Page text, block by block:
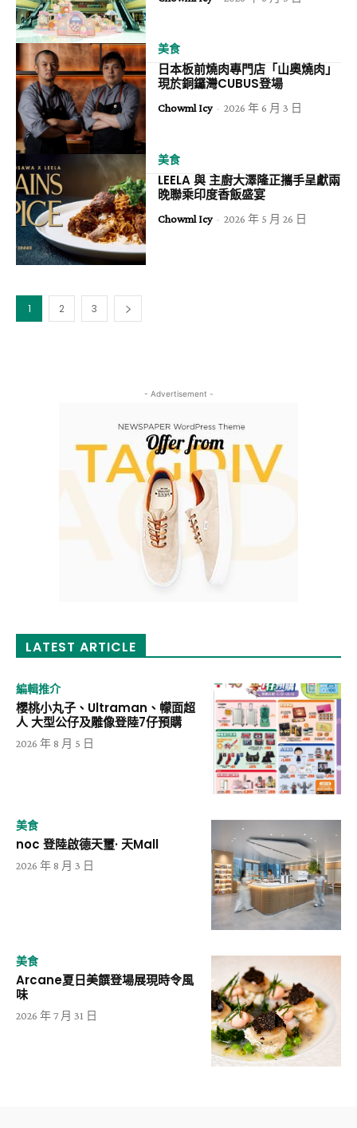
美食
日本板前燒肉專門店「山奧燒肉」
現於銅鑼灣CUBUS登場
Chowml Icy - 2026 年 6 月 3 日
美食
LEELA​ 與 主廚大澤隆正攜手呈獻兩
晚聯乘印度香飯盛宴
Chowml Icy - 2026 年 5 月 26 日
1 2 3
- Advertisement -
LATEST ARTICLE
編輯推介
櫻桃小丸子、Ultraman、幪面超
人 大型公仔及雕像登陸7仔預購
2026 年 8 月 5 日
美食
noc 登陸啟德天璽· 天Mall
2026 年 8 月 3 日
美食
Arcane夏日美饌登場展現時令風
味
2026 年 7 月 31 日